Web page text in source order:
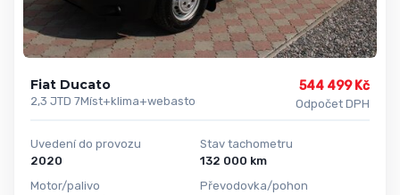
Fiat Ducato
2,3 JTD 7Míst+klima+webasto
544 499 Kč
Odpočet DPH
Uvedení do provozu
2020
Motor/palivo
Stav tachometru
132 000 km
Převodovka/pohon